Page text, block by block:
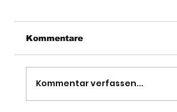
Kommentare
Kommentar verfassen...